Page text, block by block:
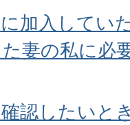
加入してい
妻の私に必
認したいと